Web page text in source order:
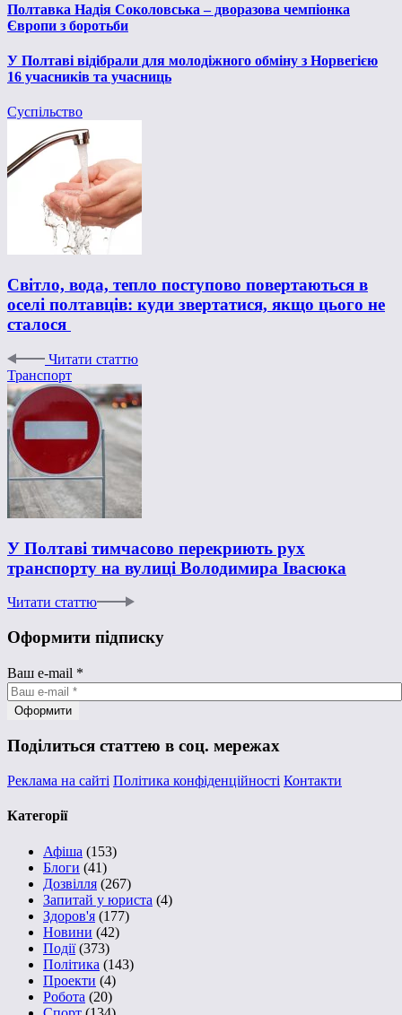
Полтавка Надія Соколовська – дворазова чемпіонка
Європи з боротьби
У Полтаві відібрали для молодіжного обміну з Норвегією
16 учасників та учасниць
Суспільство
Світло, вода, тепло поступово повертаються в
оселі полтавців: куди звертатися, якщо цього не
сталося
Читати статтю
Транспорт
У Полтаві тимчасово перекриють рух
транспорту на вулиці Володимира Івасюка
Читати статтю
Оформити підписку
Ваш e-mail *
Поділиться статтею в соц. мережах
Реклама на сайті Політика конфіденційності Контакти
Категорії
Афіша (153)
Блоги (41)
Дозвілля (267)
Запитай у юриста (4)
Здоров'я (177)
Новини (42)
Події(373)
Політика (143)
Проекти (4)
Робота (20)